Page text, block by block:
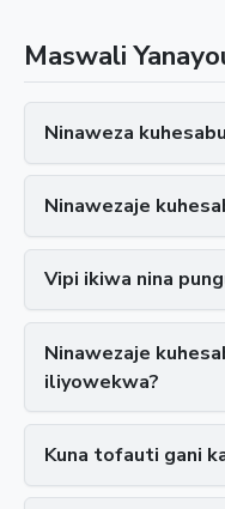
Maswali
Ninaweza
Ninawezaje
Vipi ikiwa nina
Ninawezaje
iliyowekwa?
Kuna tofauti gani